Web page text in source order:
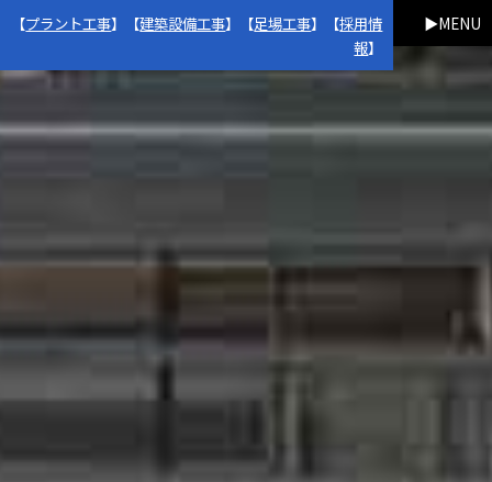
【プラント工事】【建築設備工事】【足場工事】【採用情
報】
MENU